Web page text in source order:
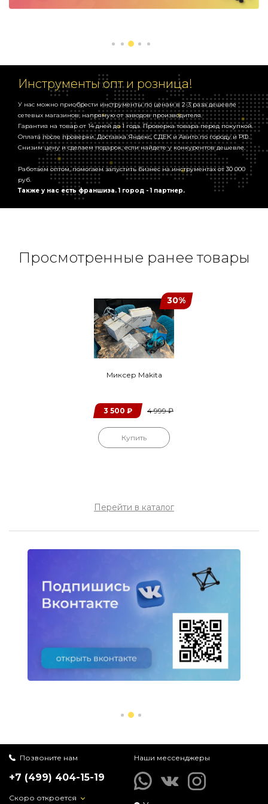
Шуруповерт, 2 батареи литиевые, зарядка, кейс, набор бит и
Инструменты опт и розница!
У нас можно приобрести инструменты по ценам в 2-3 раза дешевле
сетевых магазинов, напрямую от заводов производителя.
Гарантия на товар от 14 дней до 1 года. Проверка товара перед покупкой.
Оплата после проверки. Доставка Яндекс, СДЕК и Авито по городу и РФ.
Снизим цену и сделаем подарок, если найдете у конкурентов дешевле.
Работаем оптом, помогаем запустить бизнес на инструментах от 30 000
руб.
Также у нас есть франшиза. 1 город - 1 партнер.
Просмотренные ранее товары
30%
Миксер Makita
3 500 ₽ 4 999₽
Купить
Перейти в каталог
Позвоните нам
+7 (499) 404-15-19
Скоро откроется
Наши мессенджеры